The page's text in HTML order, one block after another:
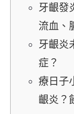
牙齦發
流血、
牙齦炎
症？
療日子
齦炎？